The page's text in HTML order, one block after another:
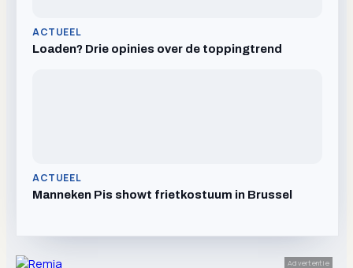
ACTUEEL
Loaden? Drie opinies over de toppingtrend
ACTUEEL
Manneken Pis showt frietkostuum in Brussel
Advertentie